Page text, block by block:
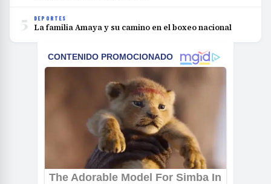
5 DEPORTES
La familia Amaya y su camino en el boxeo nacional